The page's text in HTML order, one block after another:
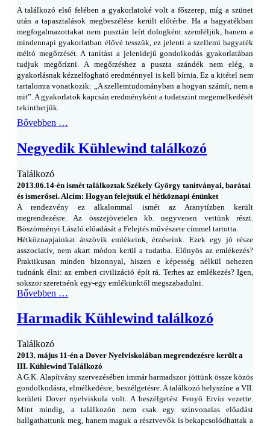
A találkozó első felében a gyakorlatoké volt a főszerep, míg a szünet
után a tapasztalások megbeszélése került előtérbe. Ha a hagyatékban
megfogalmazottakat nem pusztán leírt dologként szemléljük, hanem a
mindennapi gyakorlatban élővé tesszük, ez jelenti a szellemi hagyaték
méltó megőrzését. A tanítást a jelenidejű gondolkodás gyakorlatában
tudjuk megőrízni. A megőrzéshez a puszta szándék nem elég, a
gyakorlásnak kézzelfogható eredménnyel is kell bírnia. Ez a kitétel nem
tartalomra vonatkozik: „A szellemtudományban a hogyan számít, nem a
mit”. A gyakorlatok kapcsán eredményként a tudatszint megemelkedését
tekinthetjük.
Bővebben …
Negyedik Kühlewind találkozó
Találkozó
2013.06.14-én ismét találkoztak Székely György tanítványai, barátai
és ismerősei. Alcím: Hogyan felejtsük el hétköznapi énünket
A rendezvény ez alkalommal ismét az Aranytízben került
megrendezésre. Az összejövetelen kb. negyvenen vettünk részt.
Böszörményi László előadását a Felejtés művészete címmel tartotta.
Hétköznapjainkat átszövik emlékeink, érzéseink. Ezek egy jó része
asszociatív, nem akart módon kerül a tudatba. Előnyös az emlékezés?
Praktikusan minden bizonnyal, hiszen e képesség nélkül nehezen
tudnánk élni: az emberi civilizáció épít rá. Terhes az emlékezés? Igen,
sokszor szeretnénk egy-egy emlékünktől megszabadulni.
Bővebben …
Harmadik Kühlewind találkozó
Találkozó
2013. május 11-én a Dover Nyelviskolában megrendezésre került a
III. Kühlewind Találkozó
A G.K. Alapítvány szervezésében immár harmadszor jöttünk össze közös
gondolkodásra, elmélkedésre, beszélgetésre. A találkozó helyszíne a VII.
kerületi Dover nyelviskola volt. A beszélgetést Fenyő Ervin vezette.
Mint mindig, a találkozón nem csak egy színvonalas előadást
hallgathattunk meg, hanem maguk a résztvevők is bekapcsolódhattak a